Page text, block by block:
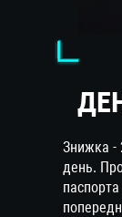
Знижка -
день.